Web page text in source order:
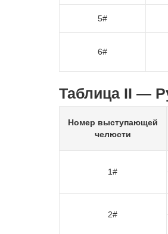
5#
6#
Таблица II —
Номер выступающей
челюсти
1#
2#